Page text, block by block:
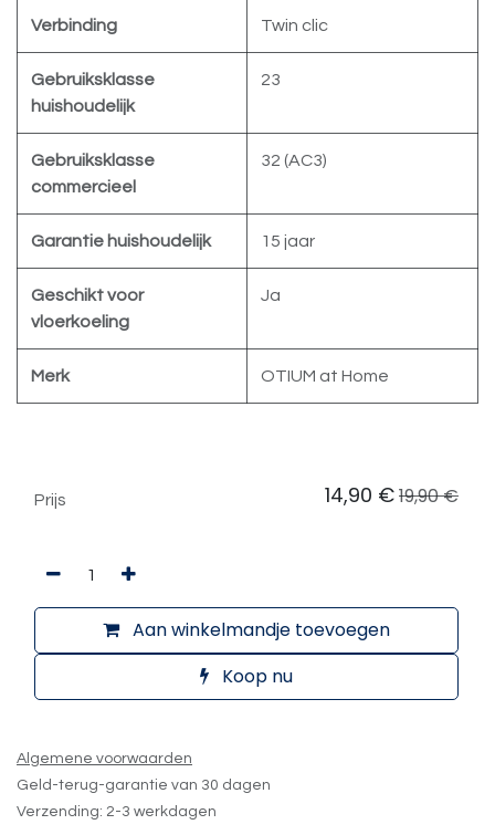
Verbinding Twin clic
Gebruiksklasse
huishoudelijk
23
Gebruiksklasse
commercieel
32 (AC3)
Garantie huishoudelijk 15 jaar
Geschikt voor
vloerkoeling
Ja
Merk OTIUM at Home
Aan winkelmandje toevoegen
Koop nu
Prijs 14,90 €19,90€
Algemene voorwaarden
Geld-terug-garantie van 30 dagen
Verzending: 2-3 werkdagen